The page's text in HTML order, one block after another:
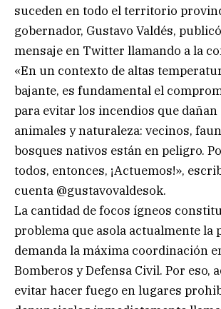
suceden en todo el territorio
gobernador, Gustavo Valdés,
mensaje en Twitter llamando a la
«En un contexto de altas
bajante, es fundamental el
para evitar los incendios que dañan
animales y naturaleza: vecinos,
bosques nativos están en peligro.
todos, entonces, ¡Actuemos!»,
cuenta @gustavovaldesok.
La cantidad de focos ígneos
problema que asola actualmente la
demanda la máxima coordinación
Bomberos y Defensa Civil. Por eso,
evitar hacer fuego en lugares